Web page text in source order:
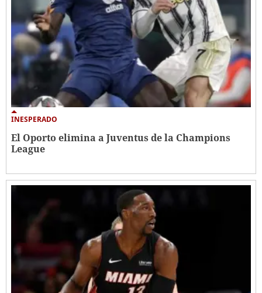
INESPERADO
El Oporto elimina a Juventus de la Champions
League